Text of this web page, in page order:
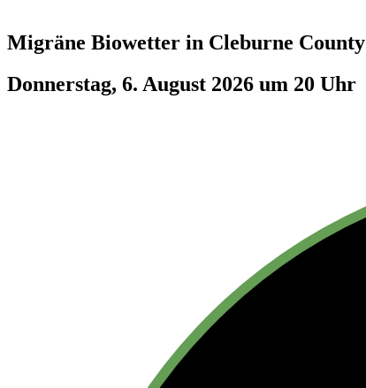
Migräne Biowetter in Cleburne County
Donnerstag, 6. August 2026 um 20 Uhr